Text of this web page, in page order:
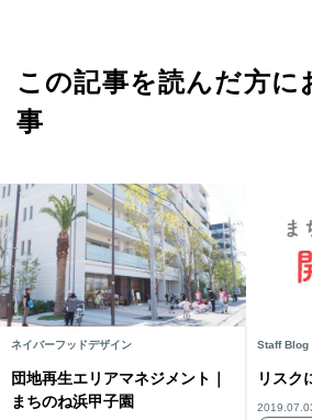
この記事を読んだ方
事
ネイバーフッドデザイン
団地再生エリアマネジメント｜
まちのね浜甲子園
Staff Blog
リスク